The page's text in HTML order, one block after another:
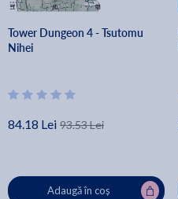
Tower Dungeon 4 - Tsutomu
Nihei
84.18 Lei 93.53 Lei
Adaugă în coș